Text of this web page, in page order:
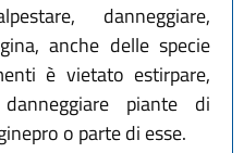
danneggiare,
anche delle specie
è vietato estirpare,
piante di
o parte di esse.